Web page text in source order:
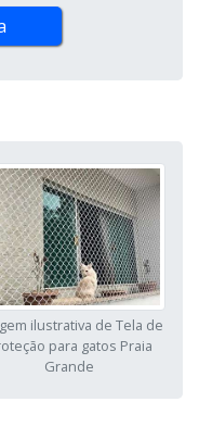
ilustrativa de Tela de
para gatos Praia
Grande